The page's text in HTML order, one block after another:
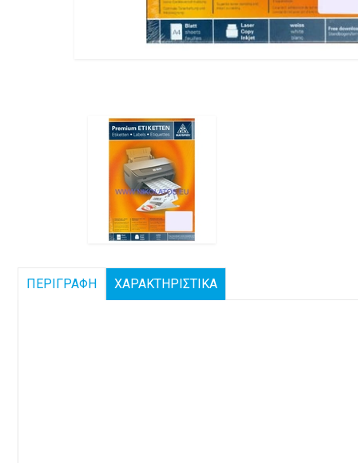
ΠΕΡΙΓΡΑΦΗ ΧΑΡΑΚΤΗΡΙΣΤΙΚΑ